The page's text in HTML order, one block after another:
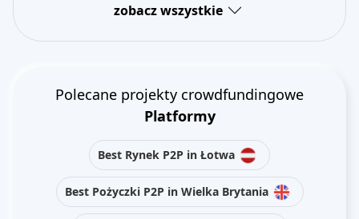
zobacz wszystkie
Polecane projekty crowdfundingowe
Platformy
Best Rynek P2P in Łotwa
Best Pożyczki P2P in Wielka Brytania